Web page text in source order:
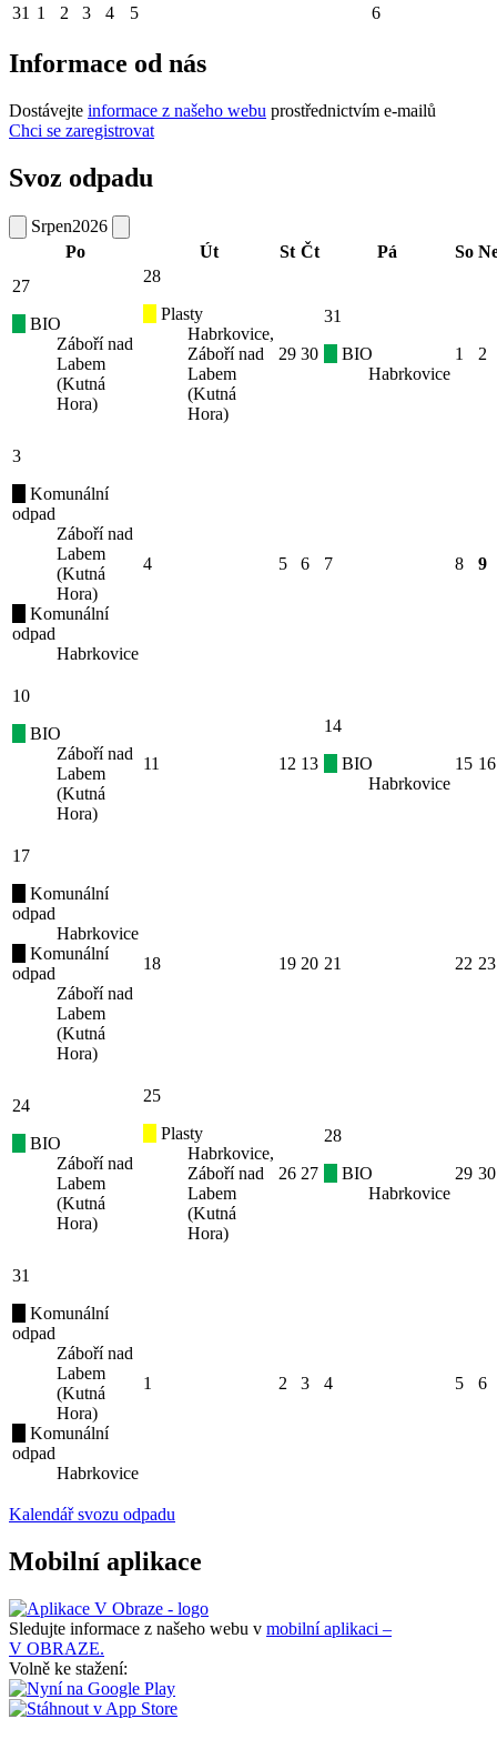
31 1 2 3 4 5 6
Informace od nás
Dostávejte informace z našeho webu prostřednictvím e-mailů
Chci se zaregistrovat
Svoz odpadu
Srpen2026
Po
Út St Čt Pá So
27
BIO
Záboří nad
Labem
(Kutná
Hora)
28
Plasty
Habrkovice,
Záboří nad
Labem
(Kutná
Hora)
29 30
31
BIO
Habrkovice
1 2
3
Komunální
odpad
Záboří nad
Labem
(Kutná
Hora)
Komunální
odpad
Habrkovice
4 5 6 7 8 9
10
BIO
Záboří nad
Labem
(Kutná
Hora)
11 12 13
14
BIO
Habrkovice
15 16
17
Komunální
odpad
Habrkovice
Komunální
odpad
Záboří nad
Labem
(Kutná
Hora)
18 19 20 21 22 23
24
BIO
Záboří nad
Labem
(Kutná
Hora)
25
Plasty
Habrkovice,
Záboří nad
Labem
(Kutná
Hora)
26 27
28
BIO
Habrkovice
29 30
31
Komunální
odpad
Záboří nad
Labem
(Kutná
Hora)
Komunální
odpad
Habrkovice
1 2 3 4 5 6
Kalendář svozu odpadu
Mobilní aplikace
Sledujte informace z našeho webu v mobilní aplikaci –
V OBRAZE.
Volně ke stažení: